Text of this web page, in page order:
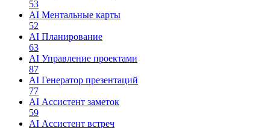
53
AI Ментальные карты
52
AI Планирование
63
AI Управление проектами
87
AI Генератор презентаций
77
AI Ассистент заметок
59
AI Ассистент встреч